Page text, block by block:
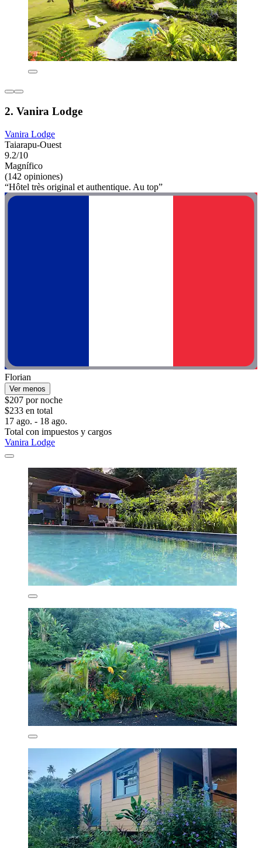
2. Vanira Lodge
Vanira Lodge
Taiarapu-Ouest
9.2/10
Magnífico
(142 opiniones)
“Hôtel très original et authentique. Au top”
Florian
Ver menos
$207 por noche
$233 en total
17 ago. - 18 ago.
Total con impuestos y cargos
Vanira Lodge